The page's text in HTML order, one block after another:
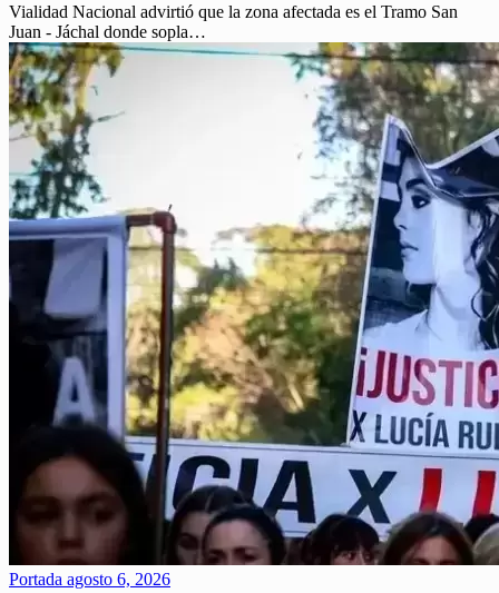
Vialidad Nacional advirtió que la zona afectada es el Tramo San
Juan - Jáchal donde sopla…
Portada agosto 6, 2026